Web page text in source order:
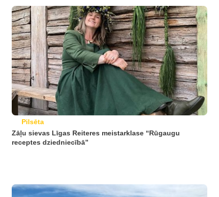
Pilsēta
Zāļu sievas Līgas Reiteres meistarklase “Rūgaugu
receptes dziedniecībā”